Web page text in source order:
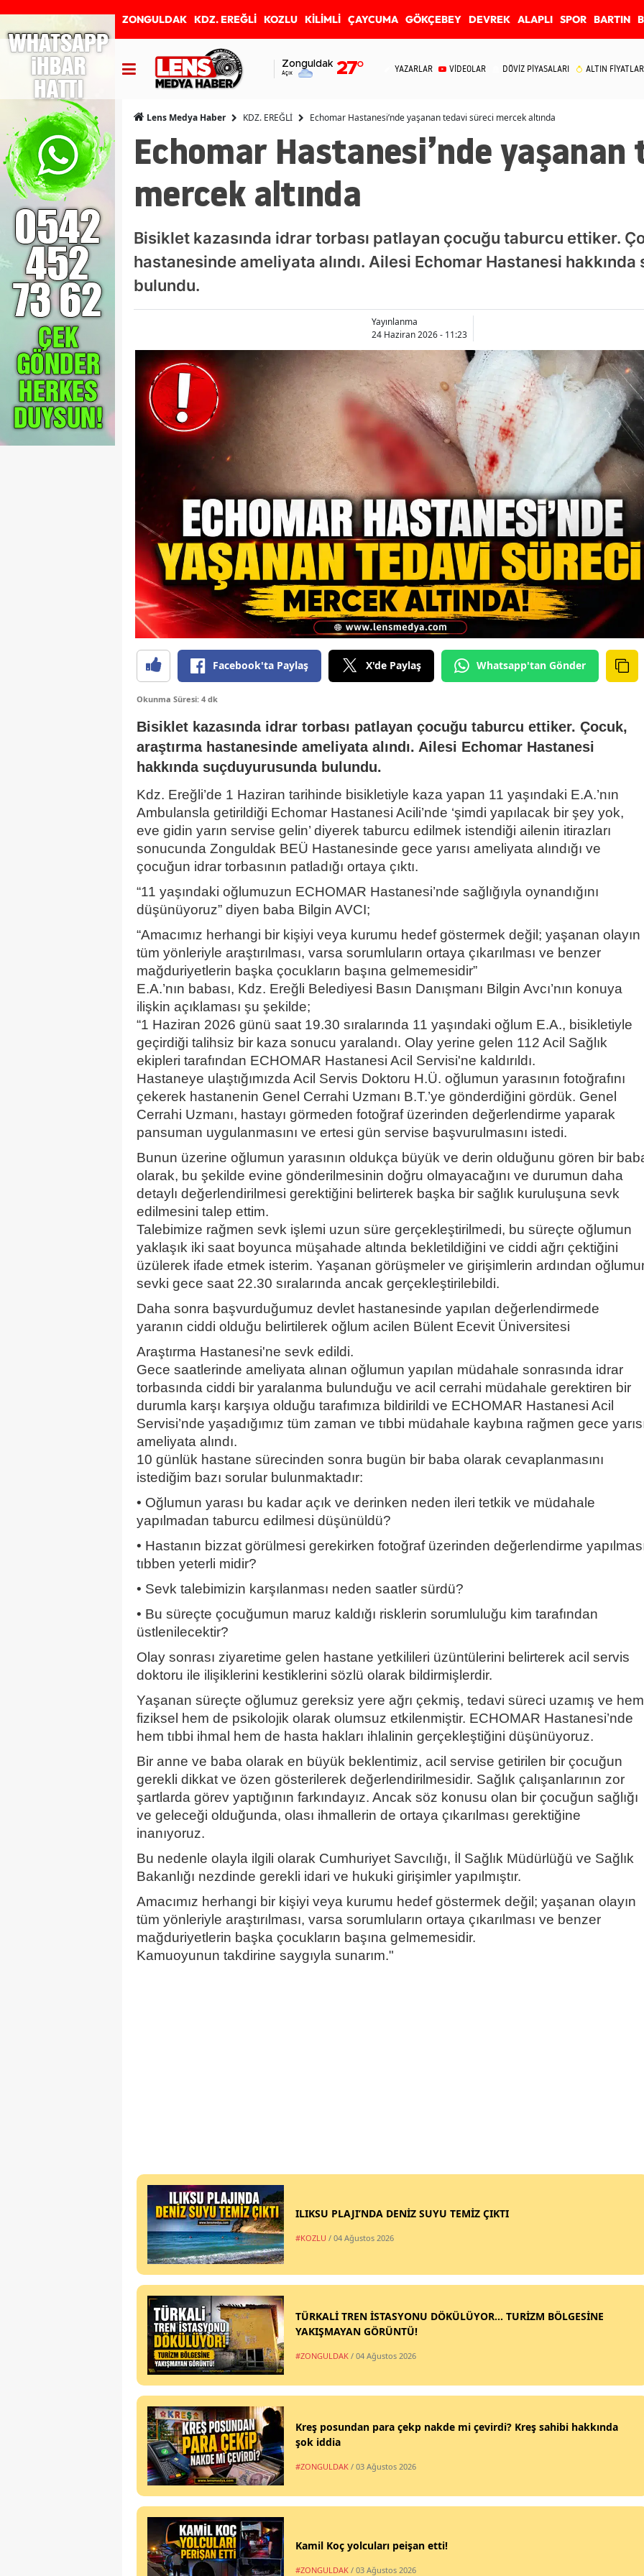
ZONGULDAK KDZ. EREĞLİ KOZLU KİLİMLİ ÇAYCUMA GÖKÇEBEY DEVREK ALAPLI SPOR BARTIN
Zonguldak
Açık 27° YAZARLAR VİDEOLAR DÖVİZ PİYASALARI ALTIN
Lens Medya Haber KDZ. EREĞLİ Echomar Hastanesi’nde yaşanan tedavi süreci mercek altında
Echomar Hastanesi’nde
mercek altında
Bisiklet kazasında idrar torbası patlayan çocuğu taburcu ettiker.
hastanesinde ameliyata alındı. Ailesi Echomar Hastanesi
bulundu.
Yayınlanma
24 Haziran 2026 - 11:23
Facebook'ta Paylaş X'de Paylaş Whatsapp'tan Gönder
Okunma Süresi: 4 dk
Bisiklet kazasında idrar torbası patlayan çocuğu taburcu ettiker. Çocuk,
araştırma hastanesinde ameliyata alındı. Ailesi Echomar Hastanesi
hakkında suçduyurusunda bulundu.
Kdz. Ereğli’de 1 Haziran tarihinde bisikletiyle kaza yapan 11 yaşındaki E.A.’nın
Ambulansla getirildiği Echomar Hastanesi Acili’nde ‘şimdi yapılacak bir şey yok,
eve gidin yarın servise gelin’ diyerek taburcu edilmek istendiği ailenin itirazları
sonucunda Zonguldak BEÜ Hastanesinde gece yarısı ameliyata alındığı ve
çocuğun idrar torbasının patladığı ortaya çıktı.
“11 yaşındaki oğlumuzun ECHOMAR Hastanesi’nde sağlığıyla oynandığını
düşünüyoruz” diyen baba Bilgin AVCI;
“Amacımız herhangi bir kişiyi veya kurumu hedef göstermek değil; yaşanan olayın
tüm yönleriyle araştırılması, varsa sorumluların ortaya çıkarılması ve benzer
mağduriyetlerin başka çocukların başına gelmemesidir”
E.A.’nın babası, Kdz. Ereğli Belediyesi Basın Danışmanı Bilgin Avcı’nın konuya
ilişkin açıklaması şu şekilde;
“1 Haziran 2026 günü saat 19.30 sıralarında 11 yaşındaki oğlum E.A., bisikletiyle
geçirdiği talihsiz bir kaza sonucu yaralandı. Olay yerine gelen 112 Acil Sağlık
ekipleri tarafından ECHOMAR Hastanesi Acil Servisi'ne kaldırıldı.
Hastaneye ulaştığımızda Acil Servis Doktoru H.Ü. oğlumun yarasının fotoğrafını
çekerek hastanenin Genel Cerrahi Uzmanı B.T.’ye gönderdiğini gördük. Genel
Cerrahi Uzmanı, hastayı görmeden fotoğraf üzerinden değerlendirme yaparak
pansuman uygulanmasını ve ertesi gün servise başvurulmasını istedi.
Bunun üzerine oğlumun yarasının oldukça büyük ve derin olduğunu gören bir
olarak, bu şekilde evine gönderilmesinin doğru olmayacağını ve durumun daha
detaylı değerlendirilmesi gerektiğini belirterek başka bir sağlık kuruluşuna sevk
edilmesini talep ettim.
Talebimize rağmen sevk işlemi uzun süre gerçekleştirilmedi, bu süreçte oğlumun
yaklaşık iki saat boyunca müşahade altında bekletildiğini ve ciddi ağrı çektiğini
üzülerek ifade etmek isterim. Yaşanan görüşmeler ve girişimlerin ardından
sevki gece saat 22.30 sıralarında ancak gerçekleştirilebildi.
Daha sonra başvurduğumuz devlet hastanesinde yapılan değerlendirmede
yaranın ciddi olduğu belirtilerek oğlum acilen Bülent Ecevit Üniversitesi
Araştırma Hastanesi'ne sevk edildi.
Gece saatlerinde ameliyata alınan oğlumun yapılan müdahale sonrasında idrar
torbasında ciddi bir yaralanma bulunduğu ve acil cerrahi müdahale gerektiren bir
durumla karşı karşıya olduğu tarafımıza bildirildi ve ECHOMAR Hastanesi Acil
Servisi’nde yaşadığımız tüm zaman ve tıbbi müdahale kaybına rağmen gece
ameliyata alındı.
10 günlük hastane sürecinden sonra bugün bir baba olarak cevaplanmasını
istediğim bazı sorular bulunmaktadır:
• Oğlumun yarası bu kadar açık ve derinken neden ileri tetkik ve müdahale
yapılmadan taburcu edilmesi düşünüldü?
• Hastanın bizzat görülmesi gerekirken fotoğraf üzerinden değerlendirme
tıbben yeterli midir?
• Sevk talebimizin karşılanması neden saatler sürdü?
• Bu süreçte çocuğumun maruz kaldığı risklerin sorumluluğu kim tarafından
üstlenilecektir?
Olay sonrası ziyaretime gelen hastane yetkilileri üzüntülerini belirterek acil servis
doktoru ile ilişiklerini kestiklerini sözlü olarak bildirmişlerdir.
Yaşanan süreçte oğlumuz gereksiz yere ağrı çekmiş, tedavi süreci uzamış ve hem
fiziksel hem de psikolojik olarak olumsuz etkilenmiştir. ECHOMAR Hastanesi’nde
hem tıbbi ihmal hem de hasta hakları ihlalinin gerçekleştiğini düşünüyoruz.
Bir anne ve baba olarak en büyük beklentimiz, acil servise getirilen bir çocuğun
gerekli dikkat ve özen gösterilerek değerlendirilmesidir. Sağlık çalışanlarının zor
şartlarda görev yaptığının farkındayız. Ancak söz konusu olan bir çocuğun sağlığı
ve geleceği olduğunda, olası ihmallerin de ortaya çıkarılması gerektiğine
inanıyoruz.
Bu nedenle olayla ilgili olarak Cumhuriyet Savcılığı, İl Sağlık Müdürlüğü ve Sağlık
Bakanlığı nezdinde gerekli idari ve hukuki girişimler yapılmıştır.
Amacımız herhangi bir kişiyi veya kurumu hedef göstermek değil; yaşanan olayın
tüm yönleriyle araştırılması, varsa sorumluların ortaya çıkarılması ve benzer
mağduriyetlerin başka çocukların başına gelmemesidir.
Kamuoyunun takdirine saygıyla sunarım."
ILIKSU PLAJI’NDA DENİZ SUYU TEMİZ ÇIKTI
#KOZLU / 04 Ağustos 2026
TÜRKALİ TREN İSTASYONU DÖKÜLÜYOR... TURİZM BÖLGESİNE
YAKIŞMAYAN GÖRÜNTÜ!
#ZONGULDAK / 04 Ağustos 2026
Kreş posundan para çekp nakde mi çevirdi? Kreş sahibi hakkında
şok iddia
#ZONGULDAK / 03 Ağustos 2026
Kamil Koç yolcuları peişan etti!
#ZONGULDAK / 03 Ağustos 2026